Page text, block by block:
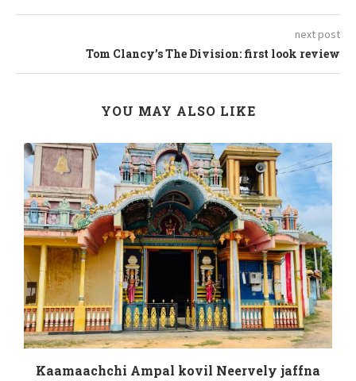
next post
Tom Clancy’s The Division: first look review
YOU MAY ALSO LIKE
Kaamaachchi Ampal kovil Neervely jaffna